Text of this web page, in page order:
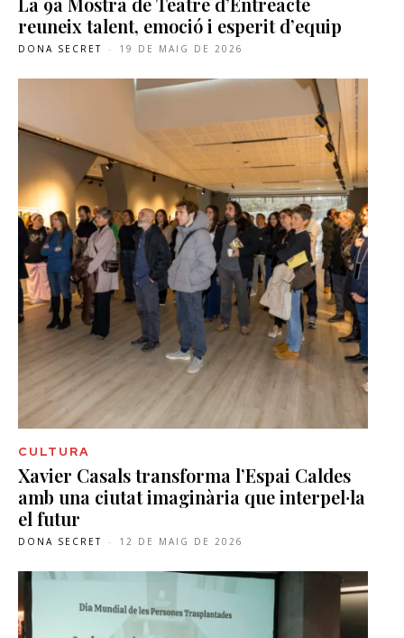
reuneix talent, emoció i esperit d’equip
DONA SECRET - 19 DE MAIG DE 2026
CULTURA
Xavier Casals transforma l’Espai Caldes
amb una ciutat imaginària que interpel·la
el futur
DONA SECRET - 12 DE MAIG DE 2026